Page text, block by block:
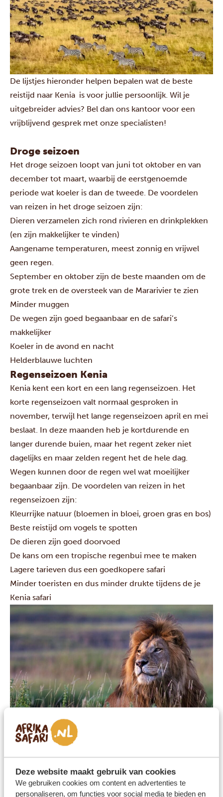
Deze website maakt gebruik van cookies
We gebruiken cookies om content en advertenties te
personaliseren, om functies voor social media te bieden en
De lijstjes hieronder helpen bepalen wat de beste
reistijd naar Kenia is voor jullie persoonlijk. Wil je
uitgebreider advies? Bel dan ons kantoor voor een
vrijblijvend gesprek met onze specialisten!
Droge seizoen
Het droge seizoen loopt van juni tot oktober en van
december tot maart, waarbij de eerstgenoemde
periode wat koeler is dan de tweede. De voordelen
van reizen in het droge seizoen zijn:
Dieren verzamelen zich rond rivieren en drinkplekken
(en zijn makkelijker te vinden)
Aangename temperaturen, meest zonnig en vrijwel
geen regen.
September en oktober zijn de beste maanden om de
grote trek en de oversteek van de Mararivier te zien
Minder muggen
De wegen zijn goed begaanbaar en de safari’s
makkelijker
Koeler in de avond en nacht
Helderblauwe luchten
Regenseizoen Kenia
Kenia kent een kort en een lang regenseizoen. Het
korte regenseizoen valt normaal gesproken in
november, terwijl het lange regenseizoen april en mei
beslaat. In deze maanden heb je kortdurende en
langer durende buien, maar het regent zeker niet
dagelijks en maar zelden regent het de hele dag.
Wegen kunnen door de regen wel wat moeilijker
begaanbaar zijn. De voordelen van reizen in het
regenseizoen zijn:
Kleurrijke natuur (bloemen in bloei, groen gras en bos)
Beste reistijd om vogels te spotten
De dieren zijn goed doorvoed
De kans om een tropische regenbui mee te maken
Lagere tarieven dus een goedkopere safari
Minder toeristen en dus minder drukte tijdens de je
Kenia safari
Laag-, midden- en hoogseizoen in Kenia
Hoogseizoen
Het hoogseizoen loopt van juni tot oktober en van